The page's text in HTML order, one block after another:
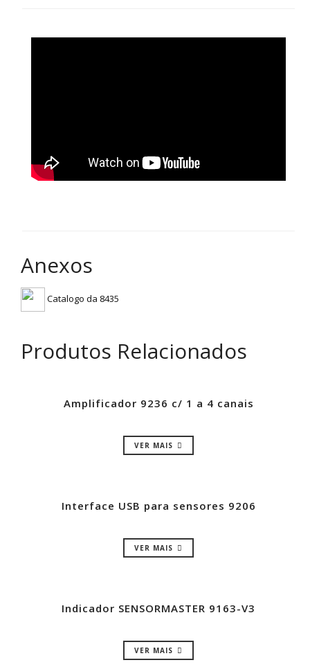
Anexos
Catalogo da 8435
Produtos Relacionados
Amplificador 9236 c/ 1 a 4 canais
VER MAIS
Interface USB para sensores 9206
VER MAIS
Indicador SENSORMASTER 9163-V3
VER MAIS